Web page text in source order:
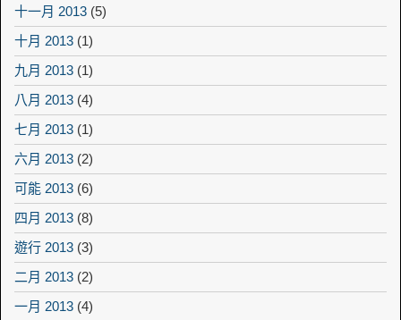
十一月 2013 (5)
十月 2013 (1)
九月 2013 (1)
八月 2013 (4)
七月 2013 (1)
六月 2013 (2)
可能 2013 (6)
四月 2013 (8)
遊行 2013 (3)
二月 2013 (2)
一月 2013 (4)